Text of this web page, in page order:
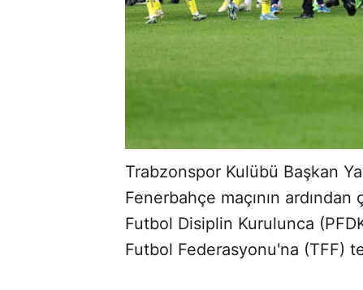
Trabzonspor Kulübü Başkan
Fenerbahçe maçının
Futbol Disiplin Kurulunca
Futbol Federasyonu'na (TFF)